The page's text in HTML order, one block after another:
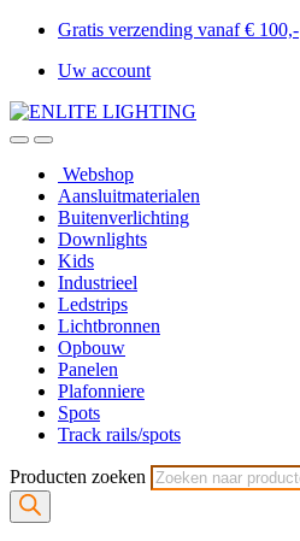
Gratis verzending vanaf € 100,-
Uw account
Webshop
Aansluitmaterialen
Buitenverlichting
Downlights
Kids
Industrieel
Ledstrips
Lichtbronnen
Opbouw
Panelen
Plafonniere
Spots
Track rails/spots
Producten zoeken